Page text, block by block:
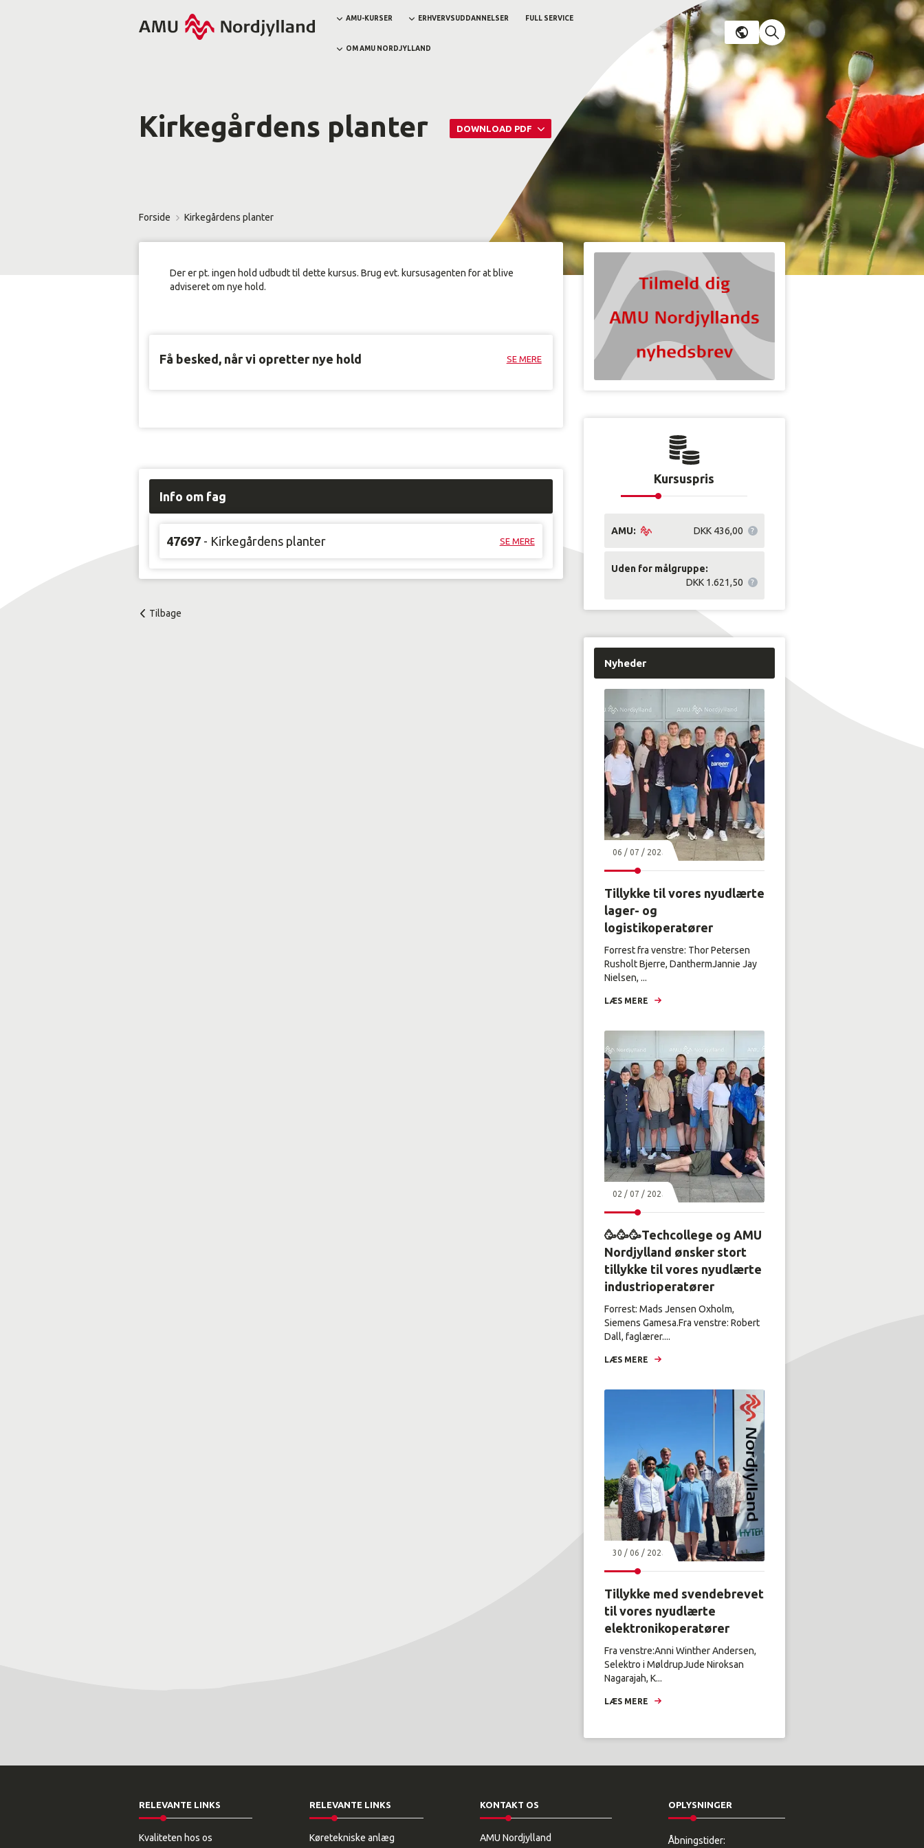
AMU-KURSER ERHVERVSUDDANNELSER FULL SERVICE
OM AMU NORDJYLLAND
Kirkegårdens planter DOWNLOAD PDF
Forside Kirkegårdens planter
Der er pt. ingen hold udbudt til dette kursus. Brug evt. kursusagenten for at blive
adviseret om nye hold.
Få besked, når vi opretter nye hold SE MERE
Info om fag
47697 - Kirkegårdens planter SE MERE
Tilbage
Kursuspris
AMU: DKK 436,00
Uden for målgruppe:
DKK 1.621,50
Nyheder
06 / 07 / 2026
Tillykke til vores nyudlærte
lager- og
logistikoperatører
Forrest fra venstre: Thor Petersen
Rusholt Bjerre, DanthermJannie Jay
Nielsen, ...
LÆS MERE
02 / 07 / 2026
🥳🥳🥳Techcollege og AMU
Nordjylland ønsker stort
tillykke til vores nyudlærte
industrioperatører
Forrest: Mads Jensen Oxholm,
Siemens Gamesa.Fra venstre: Robert
Dall, faglærer....
LÆS MERE
30 / 06 / 2026
Tillykke med svendebrevet
til vores nyudlærte
elektronikoperatører
Fra venstre:Anni Winther Andersen,
Selektro i MøldrupJude Niroksan
Nagarajah, K...
LÆS MERE
RELEVANTE LINKS
Kvaliteten hos os
RELEVANTE LINKS
Køretekniske anlæg
KONTAKT OS
AMU Nordjylland
OPLYSNINGER
Åbningstider: